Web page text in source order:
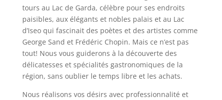
tours au Lac de Garda, célèbre pour ses endroits
paisibles, aux élégants et nobles palais et au Lac
d’Iseo qui fascinait des poètes et des artistes comme
George Sand et Frédéric Chopin. Mais ce n’est pas
tout! Nous vous guiderons à la découverte des
délicatesses et spécialités gastronomiques de la
région, sans oublier le temps libre et les achats.
Nous réalisons vos désirs avec professionnalité et